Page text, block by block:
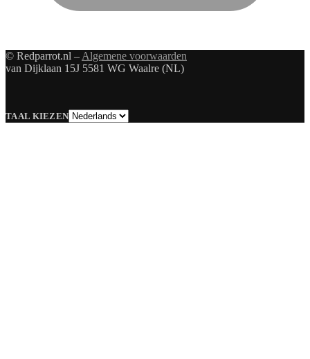
© Redparrot.nl – Algemene voorwaarden
van Dijklaan 15J 5581 WG Waalre (NL)
TAAL KIEZENTaal